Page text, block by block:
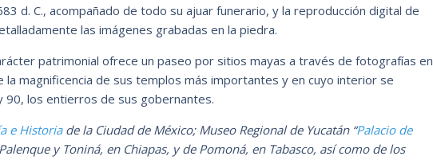
d. C., acompañado de todo su ajuar funerario, y la reproducción digital de
las imágenes grabadas en la piedra.
patrimonial ofrece un paseo por sitios mayas a través de fotografías en
la magnificencia de sus templos más importantes y en cuyo interior se
los entierros de sus gobernantes.
e Historiade la Ciudad de México; Museo Regional de Yucatán “Palacio de
y Toniná, en Chiapas, y de Pomoná, en Tabasco, así como de los